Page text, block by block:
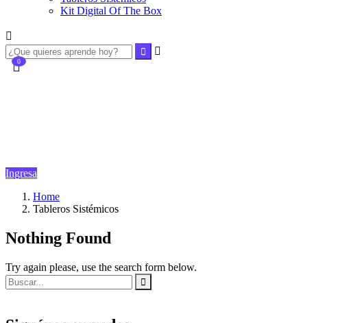
Kit Digital Of The Box
0
Ingresa
Home
Tableros Sistémicos
Nothing Found
Try again please, use the search form below.